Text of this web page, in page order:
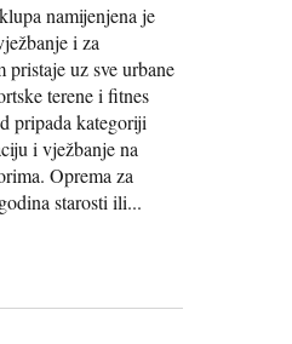
namijenjena je
i za
uz sve urbane
terene i fitnes
pripada kategoriji
i vježbanje na
Oprema za
starosti ili...